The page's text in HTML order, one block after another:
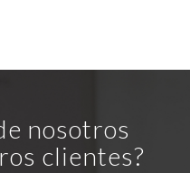
nosotros
clientes?